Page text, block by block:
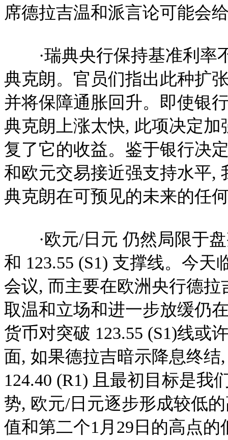
席德拉吉温和派言论可能会
·瑞典央行保持基准利率
典克朗。官员们指出此种扩
并将保障通胀回升。即使银
典克朗上涨太快, 此项决定
复了它的收益。鉴于银行决
和欧元交易接近强支持水平,
典克朗在可预见的未来的任
·欧元/日元 仍然局限于盘
和 123.55 (S1) 支撑线。今
会议, 而主要在欧洲央行德
取温和立场和进一步放缓仍
货币对突破 123.55 (S1)线或
面, 如果德拉吉暗示降息终
124.40 (R1) 且最初目标是我
势, 欧元/日元逐步形成较低
值和第二个1月29日的高点